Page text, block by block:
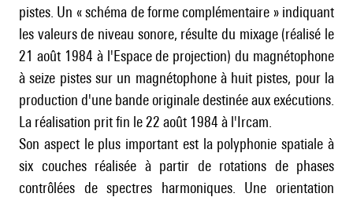
pistes. Un « schéma de forme complémentaire » indiquant
les valeurs de niveau sonore, résulte du mixage (réalisé le
21 août 1984 à l'Espace de projection) du magnétophone
à seize pistes sur un magnétophone à huit pistes, pour la
production d'une bande originale destinée aux exécutions.
La réalisation prit fin le 22 août 1984 à l'Ircam.
Son aspect le plus important est la polyphonie spatiale à
six couches réalisée à partir de rotations de phases
contrôlées de spectres harmoniques. Une orientation